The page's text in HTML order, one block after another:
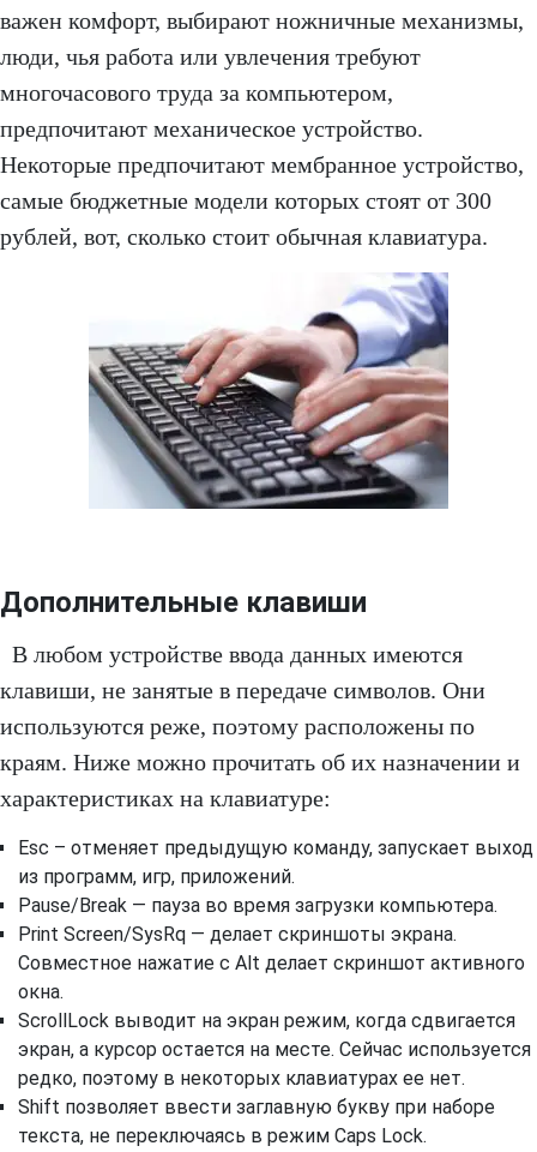
важен комфорт, выбирают ножничные механизмы,
люди, чья работа или увлечения требуют
многочасового труда за компьютером,
предпочитают механическое устройство.
Некоторые предпочитают мембранное устройство,
самые бюджетные модели которых стоят от 300
рублей, вот, сколько стоит обычная клавиатура.
Дополнительные клавиши
В любом устройстве ввода данных имеются
клавиши, не занятые в передаче символов. Они
используются реже, поэтому расположены по
краям. Ниже можно прочитать об их назначении и
характеристиках на клавиатуре:
Esc – отменяет предыдущую команду, запускает выход
из программ, игр, приложений.
Pause/Break — пауза во время загрузки компьютера.
Print Screen/SysRq — делает скриншоты экрана.
Совместное нажатие с Alt делает скриншот активного
окна.
ScrollLock выводит на экран режим, когда сдвигается
экран, а курсор остается на месте. Сейчас используется
редко, поэтому в некоторых клавиатурах ее нет.
Shift позволяет ввести заглавную букву при наборе
текста, не переключаясь в режим Caps Lock.